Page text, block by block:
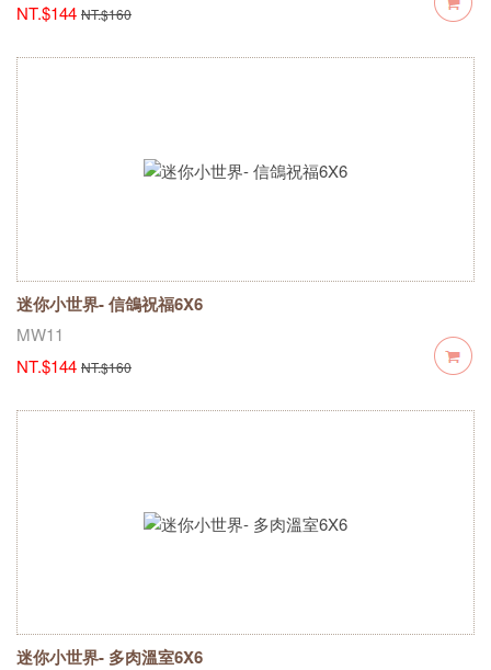
NT.$144 NT.$160
迷你小世界- 信鴿祝福6X6
MW11
NT.$144 NT.$160
迷你小世界- 多肉溫室6X6